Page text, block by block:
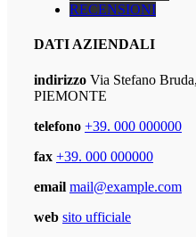
RECENSIONI
DATI AZIENDALI
indirizzo Via Stefano
PIEMONTE
telefono +39. 000 000000
fax +39. 000 000000
email mail@example.com
web sito ufficiale